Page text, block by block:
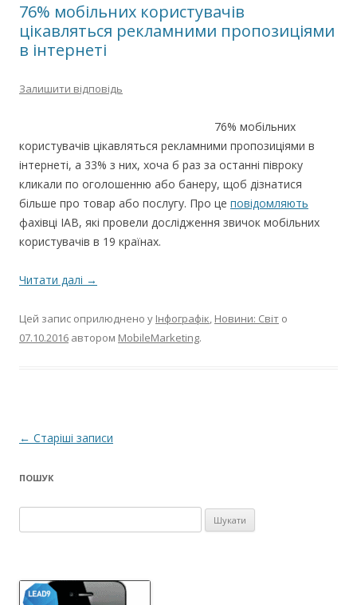
76% мобільних користувачів
цікавляться рекламними пропозиціями
в інтернеті
Залишити відповідь
76% мобільних
користувачів цікавляться рекламними пропозиціями в
інтернеті, а 33% з них, хоча б раз за останні півроку
кликали по оголошенню або банеру, щоб дізнатися
більше про товар або послугу. Про це повідомляють
фахівці IAB, які провели дослідження звичок мобільних
користувачів в 19 країнах.
Читати далі →
Цей запис оприлюднено у Інфографік, Новини: Світ о
07.10.2016 автором MobileMarketing.
Н
в
і
г
← Старіші записи
ПОШУК